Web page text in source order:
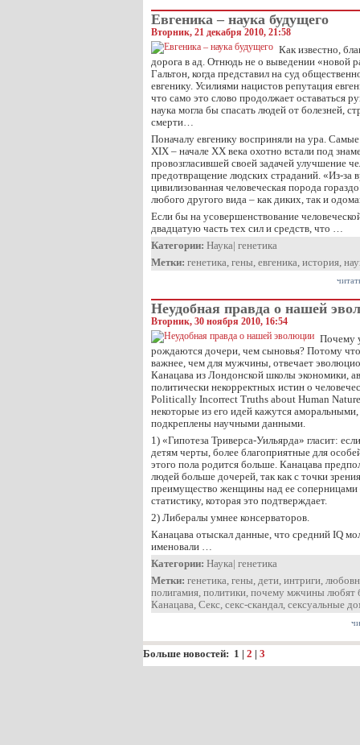
Евгеника – наука будущего
Вторник, 21 декабря 2010, 21:58
Как известно,
дорога в ад. Отнюдь не о выведении «новой
Гальтон, когда представил на суд
евгенику. Усилиями нацистов репутация
что само это слово продолжает оставаться
наука могла бы спасать людей от болезней,
смерти…
Поначалу евгенику восприняли на ура.
XIX – начале XX века охотно встали под
провозгласившей своей задачей улучшение
предотвращение людских страданий. «Из-за
цивилизованная человеческая порода
любого другого вида – как диких, так и
Если бы на усовершенствование
двадцатую часть тех сил и средств, что …
Категории: Наука| генетика
Метки: генетика, гены, евгеника, история,
Неудобная правда о нашей
Вторник, 30 ноября 2010, 16:54
Почему
рождаются дочери, чем сыновья? Потому
важнее, чем для мужчины, отвечает
Канацава из Лондонской школы экономики,
политически некорректных истин о
Politically Incorrect Truths about Human
некоторые из его идей кажутся
подкреплены научными данными.
1) «Гипотеза Триверса-Уильярда» гласит:
детям черты, более благоприятные для
этого пола родится больше. Канацава
людей больше дочерей, так как с точки
преимущество женщины над ее
статистику, которая это подтверждает.
2) Либералы умнее консерваторов.
Канацава отыскал данные, что средний IQ
именовали …
Категории: Наука| генетика
Метки: генетика, гены, дети, интриги,
полигамия, политики, почему мжчины любят
Канацава, Секс, секс-скандал, сексуальные
Больше новостей: 1 | 2 | 3